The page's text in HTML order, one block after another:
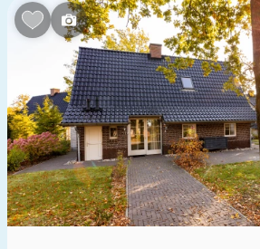
Kinderfreundlich
Kindermöbel
Eingezäunter Garten
Spielgeräte im Garten
Hallenbad
Freibad